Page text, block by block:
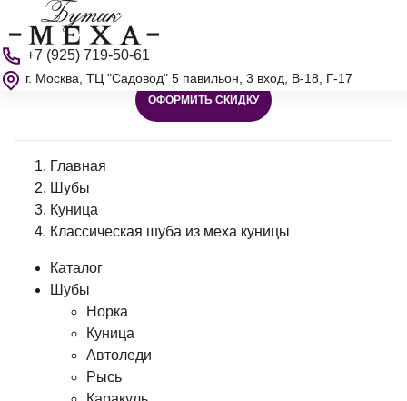
+7 (925) 719-50-61
г. Москва, ТЦ "Садовод" 5 павильон, 3 вход, В-18, Г-17
ОФОРМИТЬ СКИДКУ
Главная
Шубы
Куница
Классическая шуба из меха куницы
Каталог
Шубы
Норка
Куница
Автоледи
Рысь